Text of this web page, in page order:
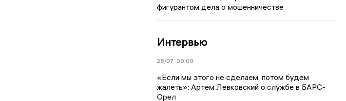
фигурантом дела о мошенничестве
Интервью
25/07 09:00
«Если мы этого не сделаем, потом будем
жалеть»: Артем Левковский о службе в БАРС-
Орел